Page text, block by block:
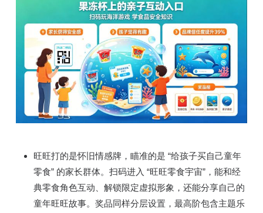
旺旺打的是怀旧情感牌，瞄准的是 “给孩子买自己童年
零食” 的家长群体。扫码进入 “旺旺零食宇宙”，能和经
典零食角色互动、解锁限定虚拟形象，还能分享自己的
童年旺旺故事。奖品同样分层设置，最高阶包含主题乐